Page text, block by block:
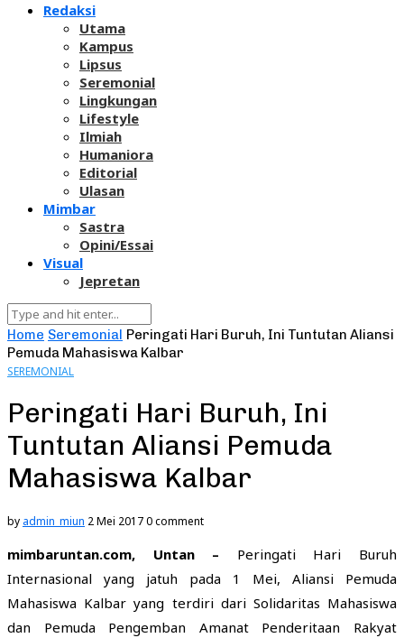
Redaksi
Utama
Kampus
Lipsus
Seremonial
Lingkungan
Lifestyle
Ilmiah
Humaniora
Editorial
Ulasan
Mimbar
Sastra
Opini/Essai
Visual
Jepretan
Home Seremonial Peringati Hari Buruh, Ini Tuntutan Aliansi
Pemuda Mahasiswa Kalbar
SEREMONIAL
Peringati Hari Buruh, Ini
Tuntutan Aliansi Pemuda
Mahasiswa Kalbar
by admin_miun 2 Mei 20170 comment
mimbaruntan.com, Untan – Peringati Hari Buruh
Internasional yang jatuh pada 1 Mei, Aliansi Pemuda
Mahasiswa Kalbar yang terdiri dari Solidaritas Mahasiswa
dan Pemuda Pengemban Amanat Penderitaan Rakyat